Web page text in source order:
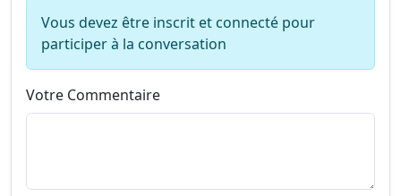
Vous devez être inscrit et connecté pour
participer à la conversation
Votre Commentaire